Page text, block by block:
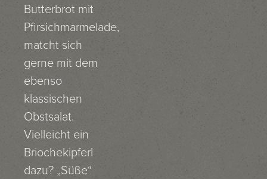
Butterbrot mit
Pfirsichmarmelade,
matcht sich
gerne mit dem
ebenso
klassischen
Obstsalat.
Vielleicht ein
Briochekipferl
dazu? „Süße“